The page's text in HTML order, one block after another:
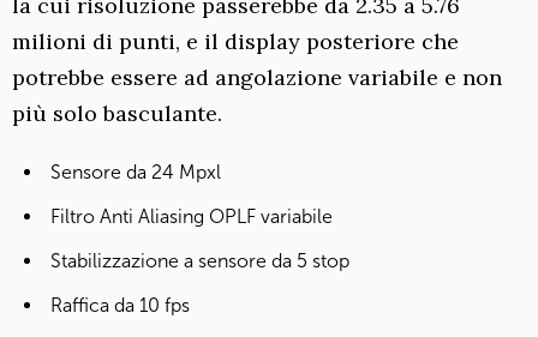
milioni di punti, e il display posteriore che
potrebbe essere ad angolazione variabile e non
più solo basculante.
Sensore da 24 Mpxl
Filtro Anti Aliasing OPLF variabile
Stabilizzazione a sensore da 5 stop
Raffica da 10 fps